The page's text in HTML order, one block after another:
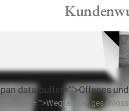
data-buffer="">Offenes
buffer="">Wegfall der